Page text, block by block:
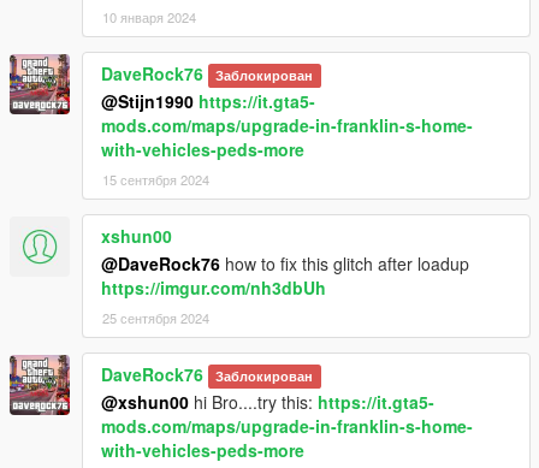
10 января 2024
DaveRock76 Заблокирован
@Stijn1990 https://it.gta5-
mods.com/maps/upgrade-in-franklin-s-home-
with-vehicles-peds-more
15 сентября 2024
xshun00
@DaveRock76 how to fix this glitch after loadup
https://imgur.com/nh3dbUh
25 сентября 2024
DaveRock76 Заблокирован
@xshun00 hi Bro....try this: https://it.gta5-
mods.com/maps/upgrade-in-franklin-s-home-
with-vehicles-peds-more